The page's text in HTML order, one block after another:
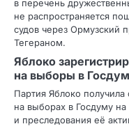
в перечень
не распространяется
судов через Ормузский
Тегераном.
Яблоко
на выборы в
Партия Яблоко
на выборах в Госдуму
и преследования её